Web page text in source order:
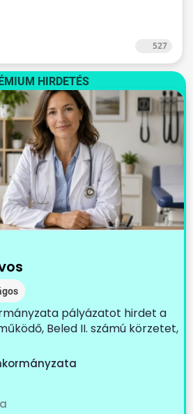
527
HIRDETÉS
pályázatot hirdet a
Beled II. számú körzetet,